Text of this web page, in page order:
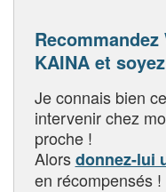
Recommandez
KAINA et
Je connais bien
intervenir chez
proche !
Alorsdonnez-lui
en récompensés !